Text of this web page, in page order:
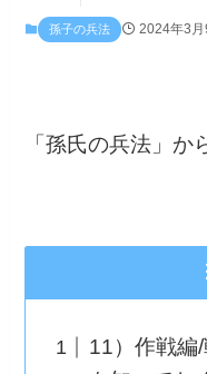
孫子の兵法 2024年3月
「孫氏の兵法」か
11）作戦編